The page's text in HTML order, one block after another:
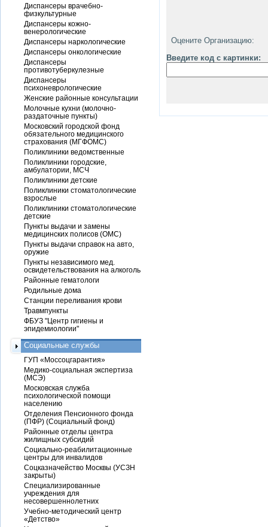
Оцените Организацию:
Введите код с картинки:
Диспансеры врачебно-
физкультурные
Диспансеры кожно-
венерологические
Диспансеры наркологические
Диспансеры онкологические
Диспансеры
противотуберкулезные
Диспансеры
психоневрологические
Женские районные консультации
Молочные кухни (молочно-
раздаточные пункты)
Московский городской фонд
обязательного медицинского
страхования (МГФОМС)
Поликлиники ведомственные
Поликлиники городские,
амбулатории, МСЧ
Поликлиники детские
Поликлиники стоматологические
взрослые
Поликлиники стоматологические
детские
Пункты выдачи и замены
медицинских полисов (ОМС)
Пункты выдачи справок на авто,
оружие
Пункты независимого мед.
освидетельствования на алкоголь
Районные гематологи
Родильные дома
Станции переливания крови
Травмпункты
ФБУЗ "Центр гигиены и
эпидемиологии"
Социальные службы
ГУП «Моссоцгарантия»
Медико-социальная экспертиза
(МСЭ)
Московская служба
психологической помощи
населению
Отделения Пенсионного фонда
(ПФР) (Социальный фонд)
Районные отделы центра
жилищных субсидий
Социально-реабилитационные
центры для инвалидов
Соцказначейство Москвы (УСЗН
закрыты)
Специализированные
учреждения для
несовершеннолетних
Учебно-методический центр
«Детство»